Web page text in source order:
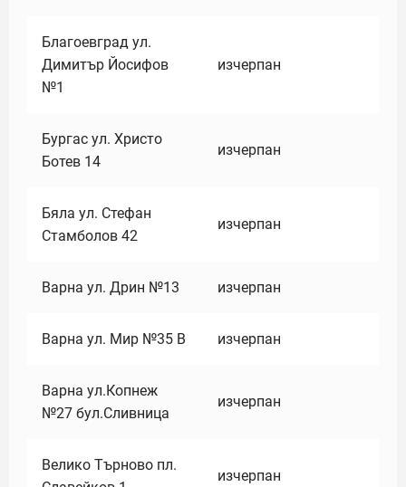
Благоевград ул.
Димитър Йосифов
№1
изчерпан
Бургас ул. Христо
Ботев 14
изчерпан
Бяла ул. Стефан
Стамболов 42
изчерпан
Варна ул. Дрин №13 изчерпан
Варна ул. Мир №35 В изчерпан
Варна ул.Копнеж
№27 бул.Сливница
изчерпан
Велико Търново пл.
изчерпан